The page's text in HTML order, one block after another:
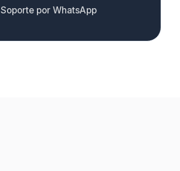
Soporte por WhatsApp